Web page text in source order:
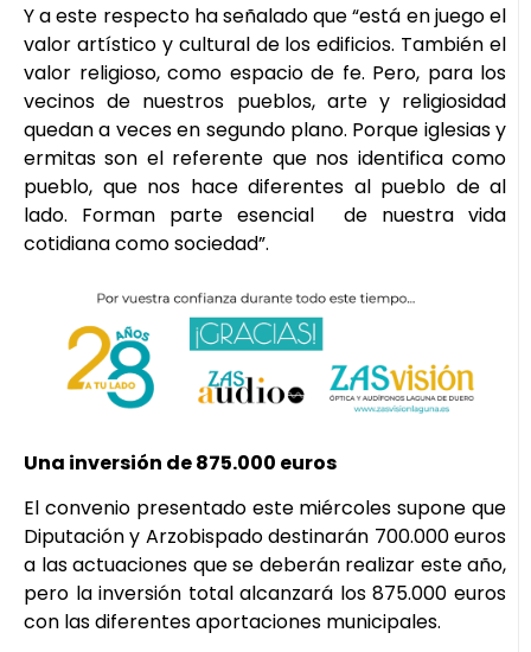
Y a este respecto ha señalado que “está en juego el
valor artístico y cultural de los edificios. También el
valor religioso, como espacio de fe. Pero, para los
vecinos de nuestros pueblos, arte y religiosidad
quedan a veces en segundo plano. Porque iglesias y
ermitas son el referente que nos identifica como
pueblo, que nos hace diferentes al pueblo de al
lado. Forman parte esencial de nuestra vida
cotidiana como sociedad”.
Una inversión de 875.000 euros
El convenio presentado este miércoles supone que
Diputación y Arzobispado destinarán 700.000 euros
a las actuaciones que se deberán realizar este año,
pero la inversión total alcanzará los 875.000 euros
con las diferentes aportaciones municipales.